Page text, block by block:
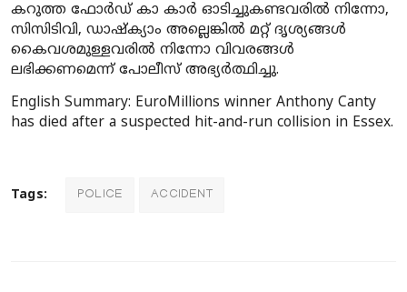
കറുത്ത ഫോർഡ് കാ കാർ ഓടിച്ചുകണ്ടവരിൽ നിന്നോ,
സിസിടിവി, ഡാഷ്‌ക്യാം അല്ലെങ്കിൽ മറ്റ് ദൃശ്യങ്ങൾ
കൈവശമുള്ളവരിൽ നിന്നോ വിവരങ്ങൾ
ലഭിക്കണമെന്ന് പോലീസ് അഭ്യർത്ഥിച്ചു.
English Summary: EuroMillions winner Anthony Canty
has died after a suspected hit-and-run collision in Essex.
Tags: POLICE ACCIDENT